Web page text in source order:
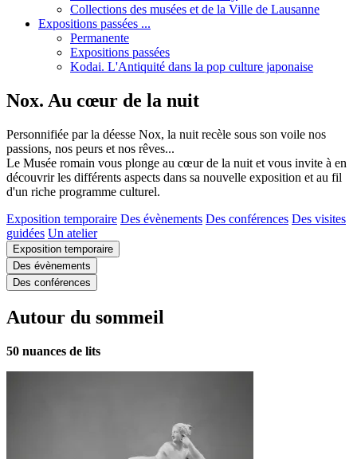
Collections des musées et de la Ville de Lausanne
Expositions passées ...
Permanente
Expositions passées
Kodai. L'Antiquité dans la pop culture japonaise
Nox. Au cœur de la nuit
Personnifiée par la déesse Nox, la nuit recèle sous son voile nos
passions, nos peurs et nos rêves...
Le Musée romain vous plonge au cœur de la nuit et vous invite à en
découvrir les différents aspects dans sa nouvelle exposition et au fil
d'un riche programme culturel.
Exposition temporaire Des évènements Des conférences Des visites
guidées Un atelier
Exposition temporaire
Des évènements
Des conférences
Autour du sommeil
50 nuances de lits